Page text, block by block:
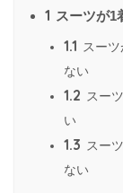
1 スーツが1
1.1 スー
ない
1.2 スー
い
1.3 スー
ない